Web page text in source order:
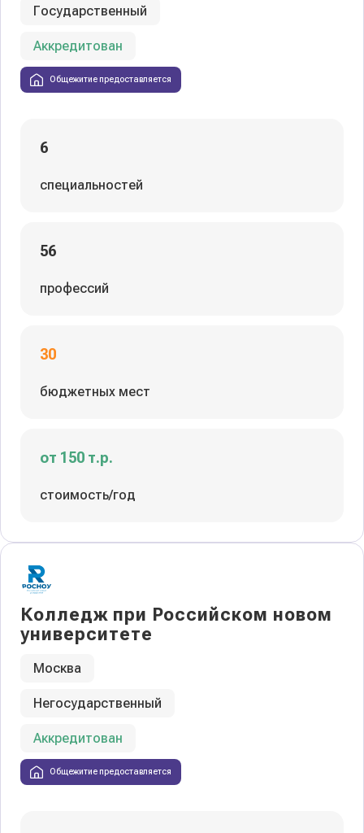
Государственный
Аккредитован
Общежитие предоставляется
6
специальностей
56
профессий
30
бюджетных мест
от 150 т.р.
стоимость/год
Колледж при Российском новом
университете
Москва
Негосударственный
Аккредитован
Общежитие предоставляется